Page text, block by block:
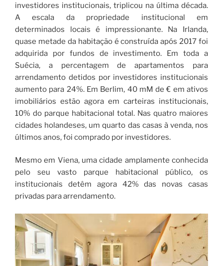
investidores institucionais, triplicou na última década.
A escala da propriedade institucional em
determinados locais é impressionante. Na Irlanda,
quase metade da habitação é construída após 2017 foi
adquirida por fundos de investimento. Em toda a
Suécia, a percentagem de apartamentos para
arrendamento detidos por investidores institucionais
aumento para 24%. Em Berlim, 40 mM de € em ativos
imobiliários estão agora em carteiras institucionais,
10% do parque habitacional total. Nas quatro maiores
cidades holandeses, um quarto das casas à venda, nos
últimos anos, foi comprado por investidores.
Mesmo em Viena, uma cidade amplamente conhecida
pelo seu vasto parque habitacional público, os
institucionais detêm agora 42% das novas casas
privadas para arrendamento.